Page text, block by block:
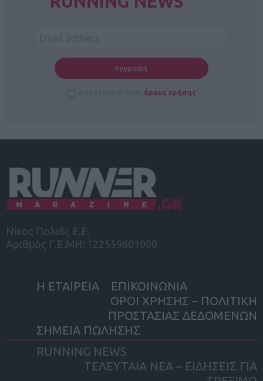
όρους χρήσης
Νίκος Πολιάς Ε.Ε.
Αριθμός Γ.Ε.ΜΗ: 122559601000
Η ΕΤΑΙΡΕΙΑ
ΕΠΙΚΟΙΝΩΝΙΑ
ΟΡΟΙ ΧΡΗΣΗΣ – ΠΟΛΙΤΙΚΗ
ΠΡΟΣΤΑΣΙΑΣ ΔΕΔΟΜΕΝΩΝ
ΣΗΜΕΙΑ ΠΩΛΗΣΗΣ
RUNNING NEWS
ΤΕΛΕΥΤΑΙΑ ΝΕΑ – ΕΙΔΗΣΕΙΣ ΓΙΑ